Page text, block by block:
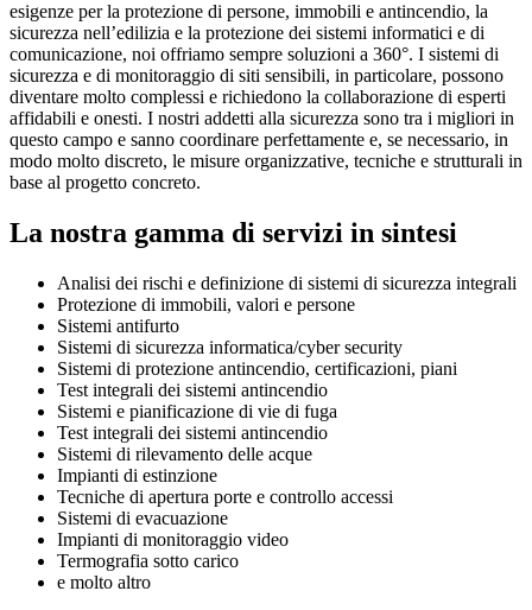
esigenze per la protezione di persone, immobili e antincendio, la
sicurezza nell’edilizia e la protezione dei sistemi informatici e di
comunicazione, noi offriamo sempre soluzioni a 360°. I sistemi di
sicurezza e di monitoraggio di siti sensibili, in particolare, possono
diventare molto complessi e richiedono la collaborazione di esperti
affidabili e onesti. I nostri addetti alla sicurezza sono tra i migliori in
questo campo e sanno coordinare perfettamente e, se necessario, in
modo molto discreto, le misure organizzative, tecniche e strutturali in
base al progetto concreto.
La nostra gamma di servizi in sintesi
Analisi dei rischi e definizione di sistemi di sicurezza integrali
Protezione di immobili, valori e persone
Sistemi antifurto
Sistemi di sicurezza informatica/cyber security
Sistemi di protezione antincendio, certificazioni, piani
Test integrali dei sistemi antincendio
Sistemi e pianificazione di vie di fuga
Test integrali dei sistemi antincendio
Sistemi di rilevamento delle acque
Impianti di estinzione
Tecniche di apertura porte e controllo accessi
Sistemi di evacuazione
Impianti di monitoraggio video
Termografia sotto carico
e molto altro